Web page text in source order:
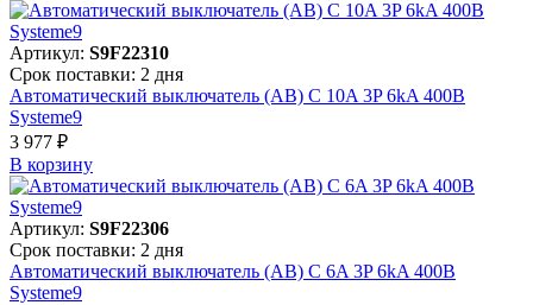
Артикул: S9F22310
Срок поставки: 2 дня
Автоматический выключатель (АВ) C 10A 3P 6kA 400В
Systeme9
3 977 ₽
В корзинy
Артикул: S9F22306
Срок поставки: 2 дня
Автоматический выключатель (АВ) C 6A 3P 6kA 400В
Systeme9